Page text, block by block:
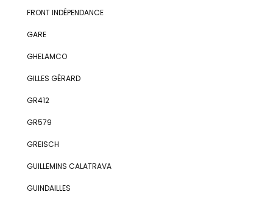
FRONT INDÉPENDANCE
GARE
GHELAMCO
GILLES GÉRARD
GR412
GR579
GREISCH
GUILLEMINS CALATRAVA
GUINDAILLES